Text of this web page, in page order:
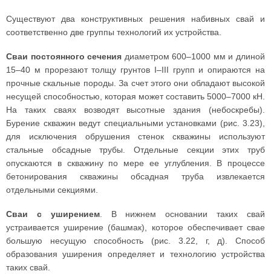
Существуют два конструктивных решения набивных свай и
соответственно две группы технологий их устройства.
Сваи постоянного сечения диаметром 600–1000 мм и длиной
15–40 м прорезают толщу грунтов I–III групп и опираются на
прочные скальные породы. За счет этого они обладают высокой
несущей способностью, которая может составить 5000–7000 кН.
На таких сваях возводят высотные здания (небоскребы).
Бурение скважин ведут специальными установками (рис. 3.23),
для исключения обрушения стенок скважины используют
стальные обсадные трубы. Отдельные секции этих труб
опускаются в скважину по мере ее углубления. В процессе
бетонирования скважины обсадная труба извлекается
отдельными секциями.
Сваи с уширением. В нижнем основании таких свай
устраивается уширение (башмак), которое обеспечивает свае
большую несущую способность (рис. 3.22, г, д). Способ
образования уширения определяет и технологию устройства
таких свай.